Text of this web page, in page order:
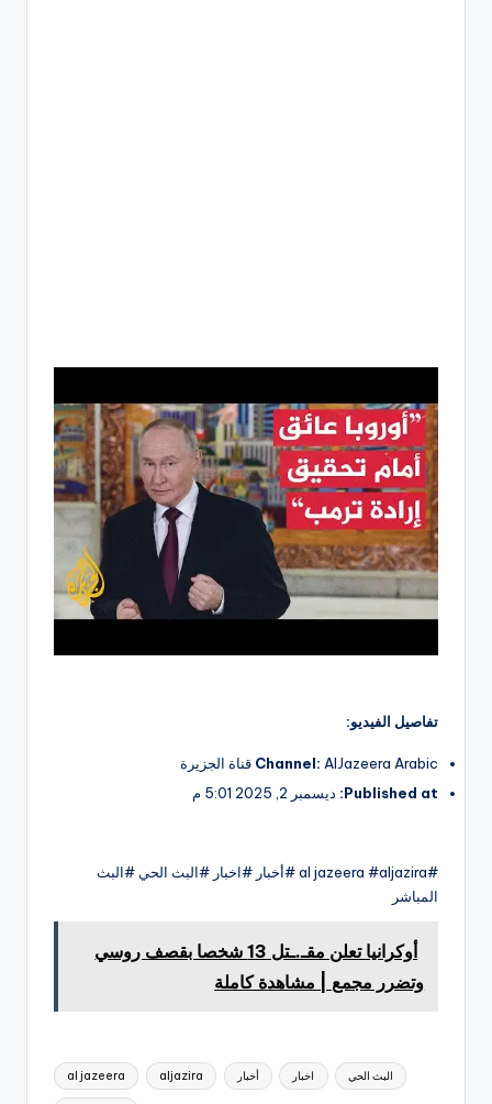
تفاصيل الفيديو:
Channel: AlJazeera Arabic قناة الجزيرة
Published at: ديسمبر 2, 2025 5:01 م
#al jazeera #aljazira #أخبار #اخبار #البث الحي #البث
المباشر
أوكرانيا تعلن مقـ.ـتل 13 شخصا بقصف روسي
وتضرر مجمع | مشاهدة كاملة
العلامات: al jazeera aljazira أخبار اخبار البث الحي